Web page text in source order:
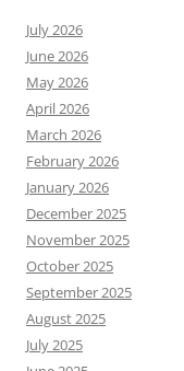
July 2026
June 2026
May 2026
April 2026
March 2026
February 2026
January 2026
December 2025
November 2025
October 2025
September 2025
August 2025
July 2025